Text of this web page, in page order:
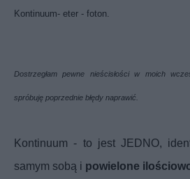
Kontinuum- eter - foton.
Dostrzegłam pewne nieścisłości w moich
spróbuję poprzednie błędy naprawić.
Kontinuum - to jest JEDNO,
samym sobą i powielone